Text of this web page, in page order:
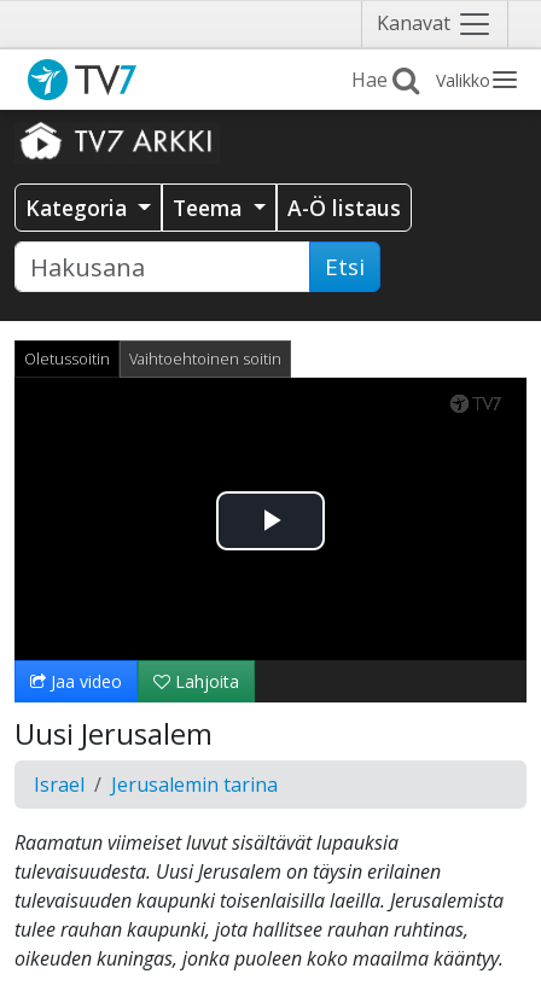
Kanavat Näytä
valikko
Valikko
Kategoria Teema A-Ö listaus
Etsi
Oletussoitin Vaihtoehtoinen soitin
Toista
Jaa video Lahjoita
Uusi Jerusalem
Israel Jerusalemin tarina
Raamatun viimeiset luvut sisältävät lupauksia
tulevaisuudesta. Uusi Jerusalem on täysin erilainen
tulevaisuuden kaupunki toisenlaisilla laeilla. Jerusalemista
tulee rauhan kaupunki, jota hallitsee rauhan ruhtinas,
oikeuden kuningas, jonka puoleen koko maailma kääntyy.